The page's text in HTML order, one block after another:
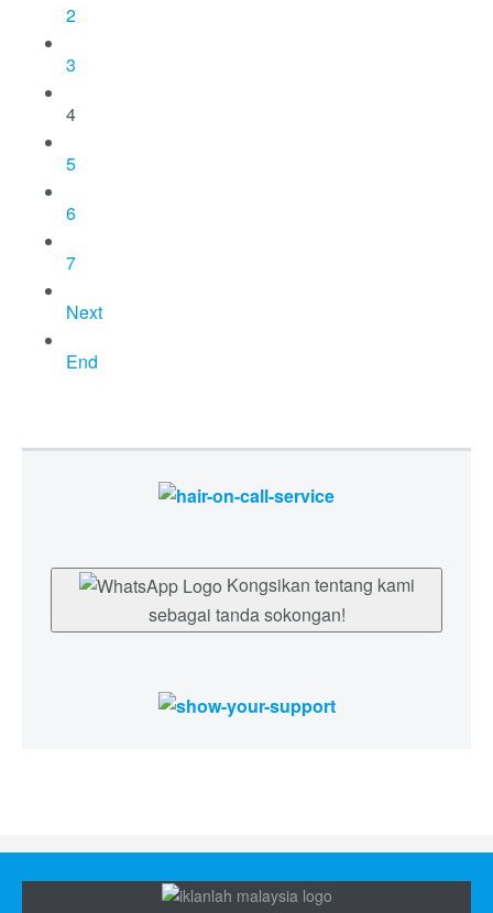
2
3
4
5
6
7
Next
End
sebagai tanda sokongan!